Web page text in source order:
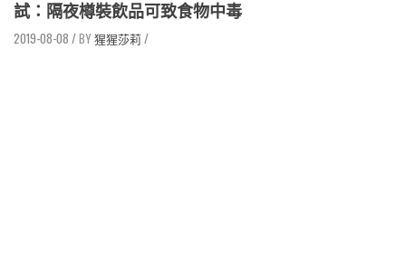
試：隔夜樽裝飲品可致食物中毒
2019-08-08 / 猩猩莎莉/